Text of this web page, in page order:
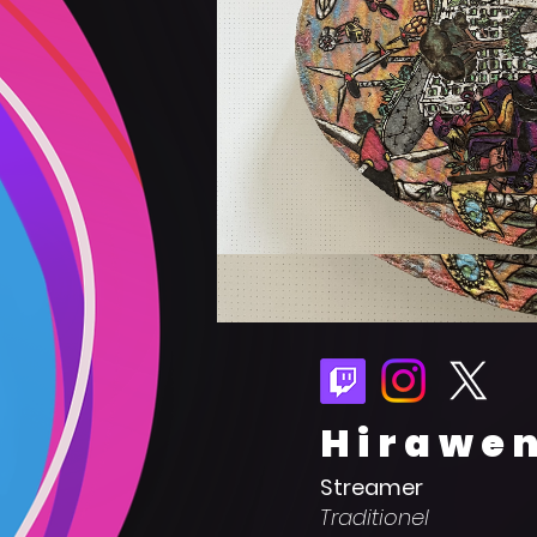
Streamer
Traditionel